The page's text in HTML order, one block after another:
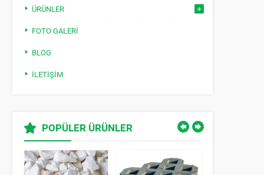
ÜRÜNLER
FOTO GALERI
BLOG
İLETIŞIM
POPÜLER ÜRÜNLER